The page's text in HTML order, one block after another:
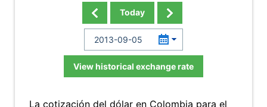
Today
View historical exchange rate
La cotización del dólar en Colombia para el